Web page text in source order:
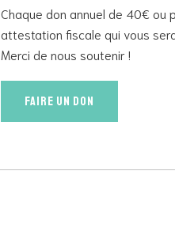
Chaque don annuel de 40€ ou
attestation fiscale qui vous
Merci de nous soutenir !
Faire un don